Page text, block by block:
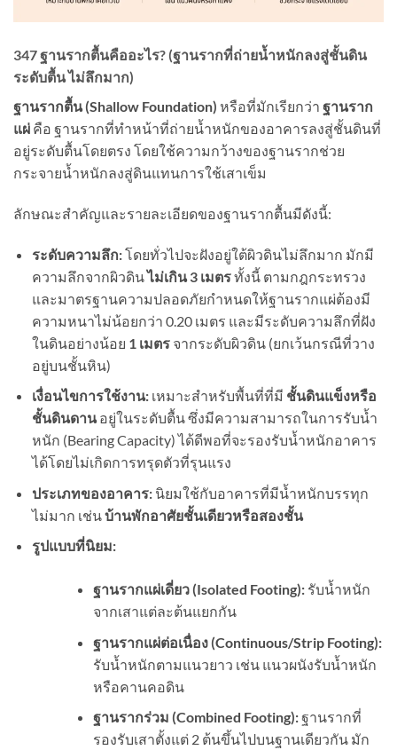
347 ฐานรากตื้นคืออะไร? (ฐานรากที่ถ่ายน้ำหนักลงสู่ชั้นดิน
ระดับตื้น ไม่ลึกมาก)
ฐานรากตื้น (Shallow Foundation) หรือที่มักเรียกว่า ฐานราก
แผ่ คือ ฐานรากที่ทำหน้าที่ถ่ายน้ำหนักของอาคารลงสู่ชั้นดินที่
อยู่ระดับตื้นโดยตรง โดยใช้ความกว้างของฐานรากช่วย
กระจายน้ำหนักลงสู่ดินแทนการใช้เสาเข็ม
ลักษณะสำคัญและรายละเอียดของฐานรากตื้นมีดังนี้:
ระดับความลึก:โดยทั่วไปจะฝังอยู่ใต้ผิวดินไม่ลึกมาก มักมี
ความลึกจากผิวดินไม่เกิน3 เมตรทั้งนี้ ตามกฎกระทรวง
และมาตรฐานความปลอดภัยกำหนดให้ฐานรากแผ่ต้องมี
ความหนาไม่น้อยกว่า 0.20 เมตร และมีระดับความลึกที่ฝัง
ในดินอย่างน้อย 1 เมตรจากระดับผิวดิน (ยกเว้นกรณีที่วาง
อยู่บนชั้นหิน)
เงื่อนไขการใช้งาน:เหมาะสำหรับพื้นที่ที่มี ชั้นดินแข็งหรือ
ชั้นดินดานอยู่ในระดับตื้น ซึ่งมีความสามารถในการรับน้ำ
หนัก (Bearing Capacity) ได้ดีพอที่จะรองรับน้ำหนักอาคาร
ได้โดยไม่เกิดการทรุดตัวที่รุนแรง
ประเภทของอาคาร:นิยมใช้กับอาคารที่มีน้ำหนักบรรทุก
ไม่มาก เช่นบ้านพักอาศัยชั้นเดียวหรือสองชั้น
รูปแบบที่นิยม:
ฐานรากแผ่เดี่ยว (Isolated Footing):รับน้ำหนัก
จากเสาแต่ละต้นแยกกัน
ฐานรากแผ่ต่อเนื่อง (Continuous/Strip Footing):
รับน้ำหนักตามแนวยาว เช่น แนวผนังรับน้ำหนัก
หรือคานคอดิน
ฐานรากร่วม (Combined Footing):ฐานรากที่
รองรับเสาตั้งแต่ 2 ต้นขึ้นไปบนฐานเดียวกัน มัก